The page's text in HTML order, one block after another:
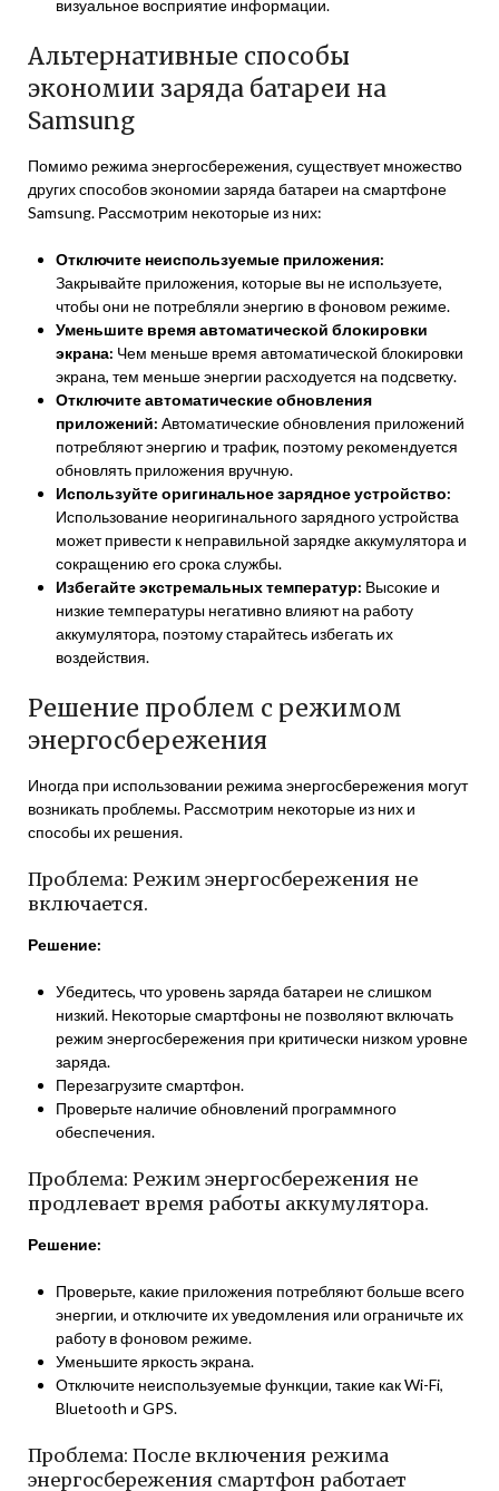
визуальное восприятие информации.
Альтернативные способы
экономии заряда батареи на
Samsung
Помимо режима энергосбережения, существует множество
других способов экономии заряда батареи на смартфоне
Samsung. Рассмотрим некоторые из них:
Отключите неиспользуемые приложения:
Закрывайте приложения, которые вы не используете,
чтобы они не потребляли энергию в фоновом режиме.
Уменьшите время автоматической блокировки
экрана: Чем меньше время автоматической блокировки
экрана, тем меньше энергии расходуется на подсветку.
Отключите автоматические обновления
приложений: Автоматические обновления приложений
потребляют энергию и трафик, поэтому рекомендуется
обновлять приложения вручную.
Используйте оригинальное зарядное устройство:
Использование неоригинального зарядного устройства
может привести к неправильной зарядке аккумулятора и
сокращению его срока службы.
Избегайте экстремальных температур: Высокие и
низкие температуры негативно влияют на работу
аккумулятора, поэтому старайтесь избегать их
воздействия.
Решение проблем с режимом
энергосбережения
Иногда при использовании режима энергосбережения могут
возникать проблемы. Рассмотрим некоторые из них и
способы их решения.
Проблема: Режим энергосбережения не
включается.
Решение:
Убедитесь, что уровень заряда батареи не слишком
низкий. Некоторые смартфоны не позволяют включать
режим энергосбережения при критически низком уровне
заряда.
Перезагрузите смартфон.
Проверьте наличие обновлений программного
обеспечения.
Проблема: Режим энергосбережения не
продлевает время работы аккумулятора.
Решение:
Проверьте, какие приложения потребляют больше всего
энергии, и отключите их уведомления или ограничьте их
работу в фоновом режиме.
Уменьшите яркость экрана.
Отключите неиспользуемые функции, такие как Wi-Fi,
Bluetooth и GPS.
Проблема: После включения режима
энергосбережения смартфон работает